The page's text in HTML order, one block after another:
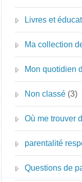
Livres et
Ma collection
Mon quotidien
Non classé (3)
Où me trouver
parentalité
Questions de